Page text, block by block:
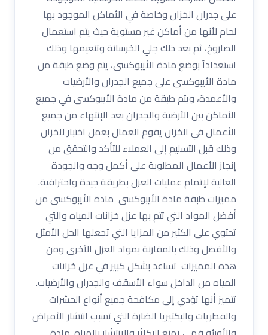
على جدران الخزان وخاصة في الأماكن الموجود بها
لحام لأنها من أماكن غير مستوية حيث يتم استعمال
الصاروخ، ثم بعد ذلك جلي الخرسانة وتنعيمها وذلك
استعداداً بوضع مادة الأيبوكسى، يتم وضع طبقة من
مادة الأيبوكسى على جميع الجدران والأرضيات
والأعمدة، ويتم طبقة من مادة الأيبوكسى في جميع
الأماكن بين الأرضية والجدران بعد الإنتهاء من جميع
الأعمال في الخزان يقوم العمال بعمل اختبار للخزان
وذلك قبل التسليم إلى العملاء للتأكد والتحقق من
إنجاز الأعمال المطلوبة على أكمل وجه والجودة
العالية لإتمام عمليات العزل بطريقة جيدة واحترافية.
مميزات طبقة مادة الأيبوكسى مادة الأيبوكسى من
أفضل المواد التي تتم بها عزل خزانات المياه والتي
تحتوي على الكثير من المزايا التي تجعلها الحل الأمثل
والأفضل وذلك بالمقارنة بمواد العزل الأخرى ومن
هذه المميزات تساعد بشكل كبير في عزل خزانات
المياه من الداخل سواء الأسقف والجدران والأرضيات.
تتميز أنها تؤدي إلى مكافحة جميع أنواع الحشرات
والفطريات والبكتيريا الضارة التي تسبب انتشار الأمراض